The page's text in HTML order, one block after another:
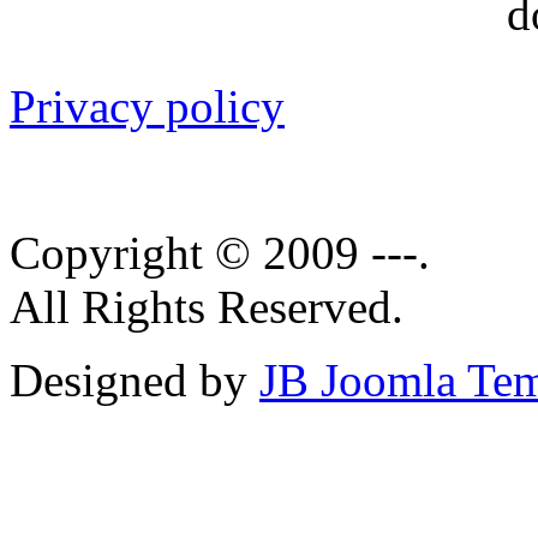
Privacy policy
Copyright © 2009 ---.
All Rights Reserved.
Designed by JB Joomla